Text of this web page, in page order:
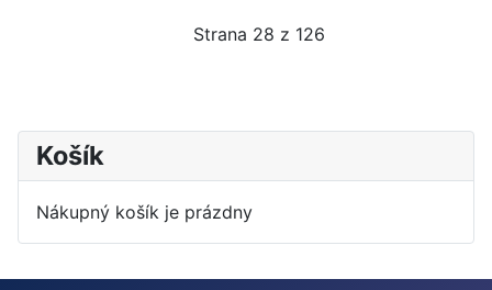
Strana 28 z 126
Košík
Nákupný košík je prázdny